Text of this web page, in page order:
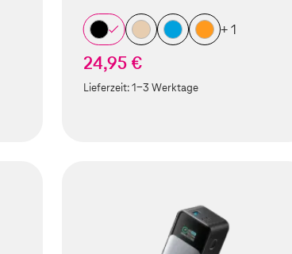
+ 1
24,95 €
Lieferzeit:1-3 Werktage